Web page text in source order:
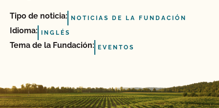
Tipo de noticia: NOTICIAS DE LA FUNDACIÓN
Idioma: INGLÉS
Tema de la Fundación: EVENTOS